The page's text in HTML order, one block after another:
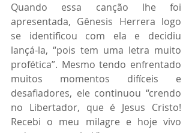
Quando essa canção lhe foi
apresentada, Gênesis Herrera logo
se identificou com ela e decidiu
lançá-la, “pois tem uma letra muito
profética”. Mesmo tendo enfrentado
muitos momentos difíceis e
desafiadores, ele continuou “crendo
no Libertador, que é Jesus Cristo!
Recebi o meu milagre e hoje vivo